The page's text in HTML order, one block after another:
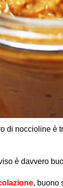
di noccioline è
è davvero
, buono